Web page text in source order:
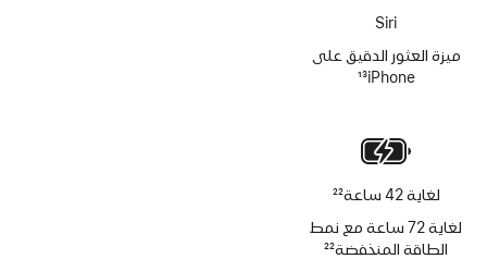
Siri‏
ميزة العثور الدقيق على
iPhone‏
13
لغاية 42 ساعة
22
لغاية 72 ساعة مع نمط
الطاقة المنخفضة22